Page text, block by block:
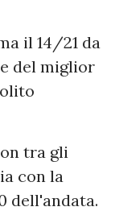
il 14/21 da
del miglior
tra gli
con la
dell'andata.